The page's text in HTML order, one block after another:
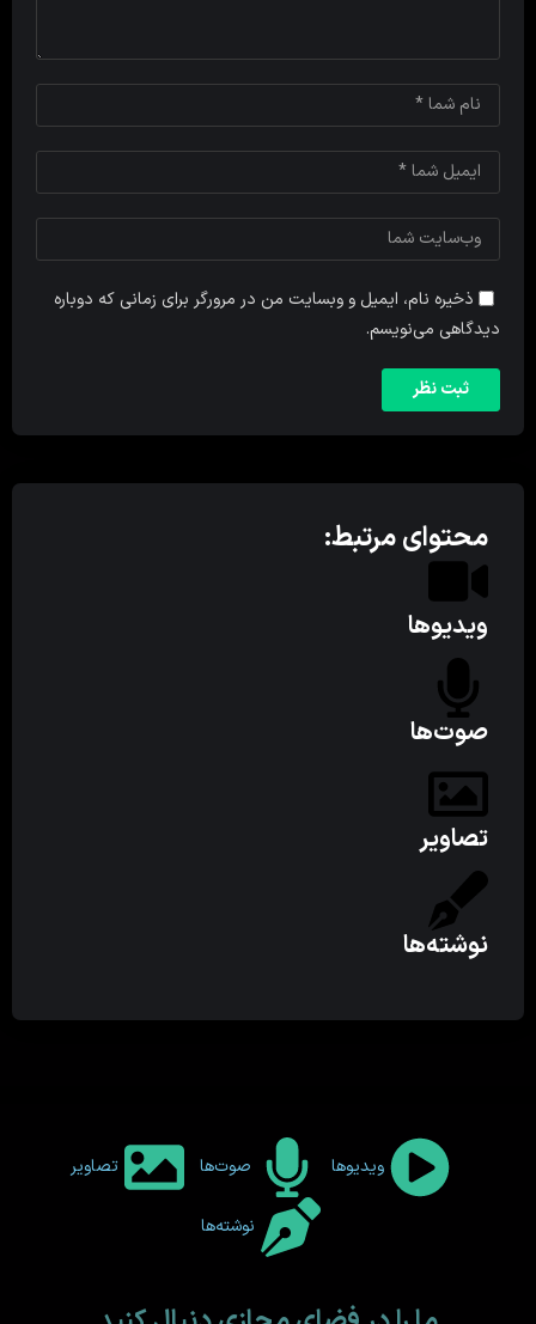
ذخیره نام، ایمیل و وبسایت من در مرورگر برای زمانی که دوباره
دیدگاهی می‌نویسم.
محتوای مرتبط:
ویدیوها
صوت‌ها
تصاویر
نوشته‌ها
ویدیوها صوت‌ها تصاویر
نوشته‌ها